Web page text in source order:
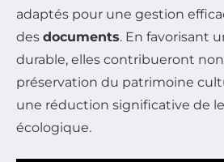
adaptés pour une gestion
des documents. En favorisant
durable, elles contribueront
préservation du patrimoine
une réduction significative de
écologique.